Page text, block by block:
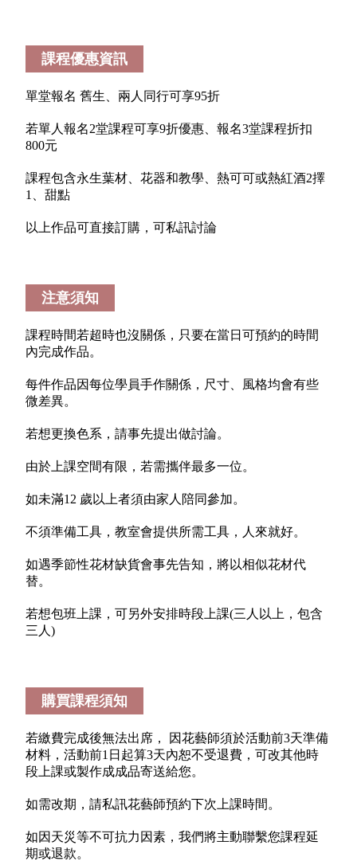
課程優惠資訊
單堂報名 舊生、兩人同行可享95折
若單人報名2堂課程可享9折優惠、報名3堂課程折扣
800元
課程包含永生葉材、花器和教學、熱可可或熱紅酒2擇
1、甜點
以上作品可直接訂購，可私訊討論
注意須知
課程時間若超時也沒關係，只要在當日可預約的時間
內完成作品。
每件作品因每位學員手作關係，尺寸、風格均會有些
微差異。
若想更換色系，請事先提出做討論。
由於上課空間有限，若需攜伴最多一位。
如未滿12 歲以上者須由家人陪同參加。
不須準備工具，教室會提供所需工具，人來就好。
如遇季節性花材缺貨會事先告知，將以相似花材代
替。
若想包班上課，可另外安排時段上課(三人以上，包含
三人)
購買課程須知
若繳費完成後無法出席， 因花藝師須於活動前3天準備
材料，活動前1日起算3天內恕不受退費，可改其他時
段上課或製作成成品寄送給您。
如需改期，請私訊花藝師預約下次上課時間。
如因天災等不可抗力因素，我們將主動聯繫您課程延
期或退款。